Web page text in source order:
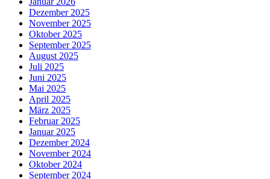
Dezember 2025
November 2025
Oktober 2025
September 2025
August 2025
Juli 2025
Juni 2025
Mai 2025
April 2025
März 2025
Februar 2025
Januar 2025
Dezember 2024
November 2024
Oktober 2024
September 2024